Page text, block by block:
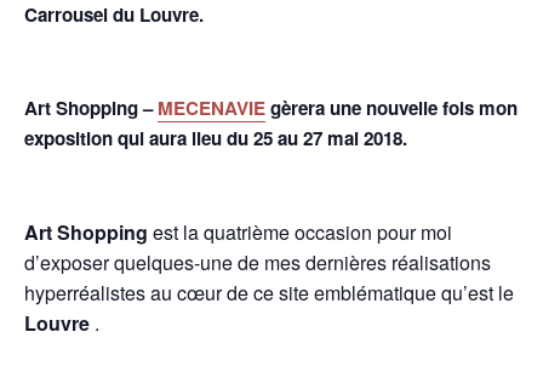
Carrousel du Louvre.
Art Shopping – MECENAVIEgèrera une nouvelle fois mon
exposition qui aura lieu du 25 au 27 mai 2018.
Art Shopping est la quatrième occasion pour moi
d’exposer quelques-une de mes dernières réalisations
hyperréalistes au cœur de ce site emblématique qu’est le
Louvre .